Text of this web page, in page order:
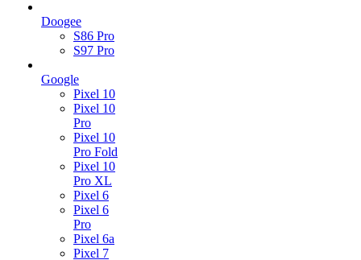
Doogee
S86 Pro
S97 Pro
Google
Pixel 10
Pixel 10
Pro
Pixel 10
Pro Fold
Pixel 10
Pro XL
Pixel 6
Pixel 6
Pro
Pixel 6a
Pixel 7